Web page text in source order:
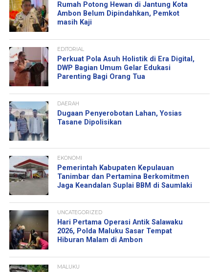
Rumah Potong Hewan di Jantung Kota
Ambon Belum Dipindahkan, Pemkot
masih Kaji
EDITORIAL
Perkuat Pola Asuh Holistik di Era Digital,
DWP Bagian Umum Gelar Edukasi
Parenting Bagi Orang Tua
DAERAH
Dugaan Penyerobotan Lahan, Yosias
Tasane Dipolisikan
EKONOMI
Pemerintah Kabupaten Kepulauan
Tanimbar dan Pertamina Berkomitmen
Jaga Keandalan Suplai BBM di Saumlaki
UNCATEGORIZED
Hari Pertama Operasi Antik Salawaku
2026, Polda Maluku Sasar Tempat
Hiburan Malam di Ambon
MALUKU